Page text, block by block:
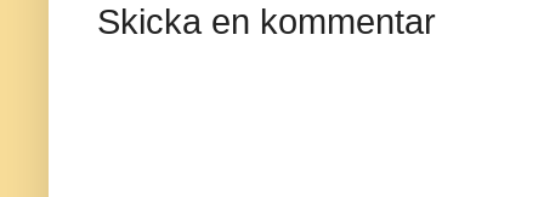
Skicka en kommentar